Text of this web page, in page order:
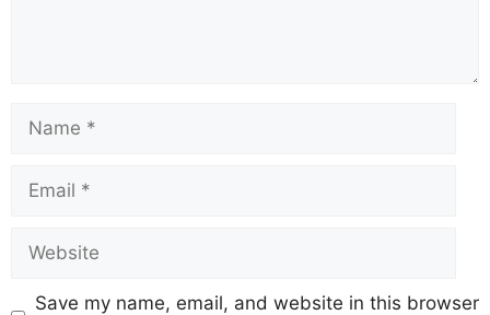
Save my name, email, and website in this browser